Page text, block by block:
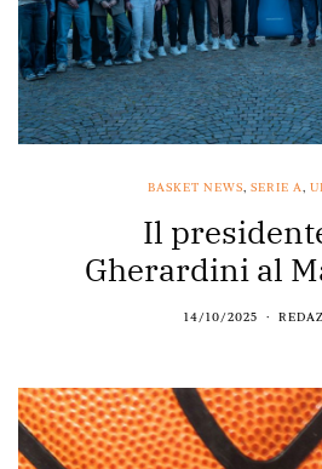
BASKET NEWS, SERIE A,
Il
Gherardini al
14/10/2025